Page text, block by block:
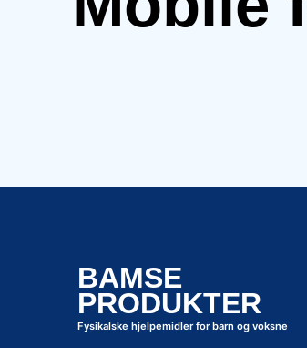
BAMSE
PRODUKTER
Fysikalske hjelpemidler for barn og voksne